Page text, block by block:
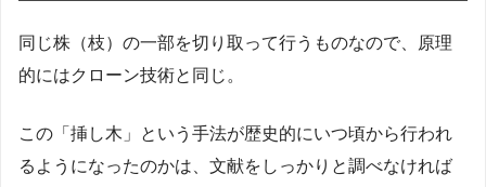
同じ株（枝）の一部を切り取って行うものなので、原理
的にはクローン技術と同じ。
この「挿し木」という手法が歴史的にいつ頃から行われ
るようになったのかは、文献をしっかりと調べなければ